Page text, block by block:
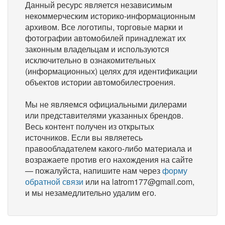
Данный ресурс является независимым
некоммерческим историко-информационным
архивом. Все логотипы, торговые марки и
фотографии автомобилей принадлежат их
законным владельцам и используются
исключительно в ознакомительных
(информационных) целях для идентификации
объектов истории автомобилестроения.
Мы не являемся официальными дилерами
или представителями указанных брендов.
Весь контент получен из открытых
источников. Если вы являетесь
правообладателем какого-либо материала и
возражаете против его нахождения на сайте
— пожалуйста, напишите нам черезформу
обратной связи или на latrom177@gmail.com,
и мы незамедлительно удалим его.